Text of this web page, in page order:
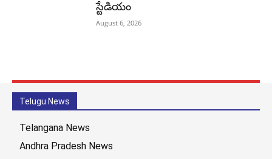
స్టేడియం
August 6, 2026
Telugu News
Telangana News
Andhra Pradesh News